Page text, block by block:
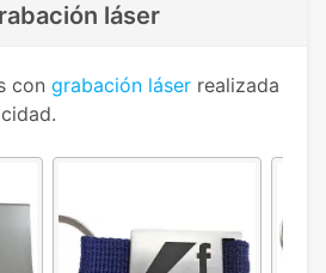
láser
con grabación láser realizada